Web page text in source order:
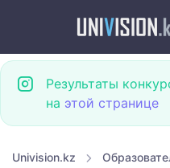
Результаты
на этой странице
Univision.kz